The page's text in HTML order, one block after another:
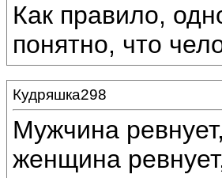
Как правило,
понятно, что
Кудряшка298
Мужчина
женщина